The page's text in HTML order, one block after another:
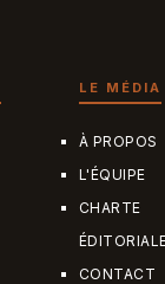
LE MÉDIA
À PROPOS
L'ÉQUIPE
CHARTE
CONTACT